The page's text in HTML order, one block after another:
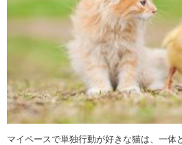
マイペースで単独行動が好きな猫は、一体